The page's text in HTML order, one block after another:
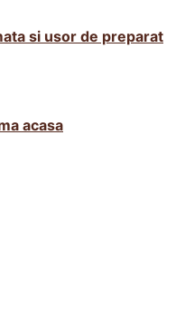
si usor de preparat
acasa